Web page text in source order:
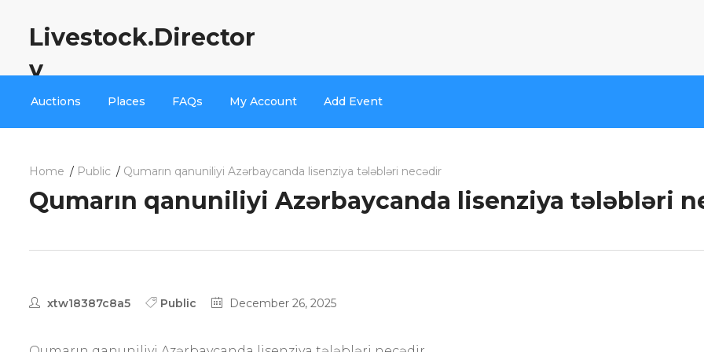
Livestock.Director
y
Auctions Places FAQs My Account Add Event
Home Public Qumarın qanuniliyi Azərbaycanda lisenziya tələbləri necədir
Qumarın qanuniliyi Azərbaycanda lisenziya tələbləri
xtw18387c8a5 Public December 26, 2025